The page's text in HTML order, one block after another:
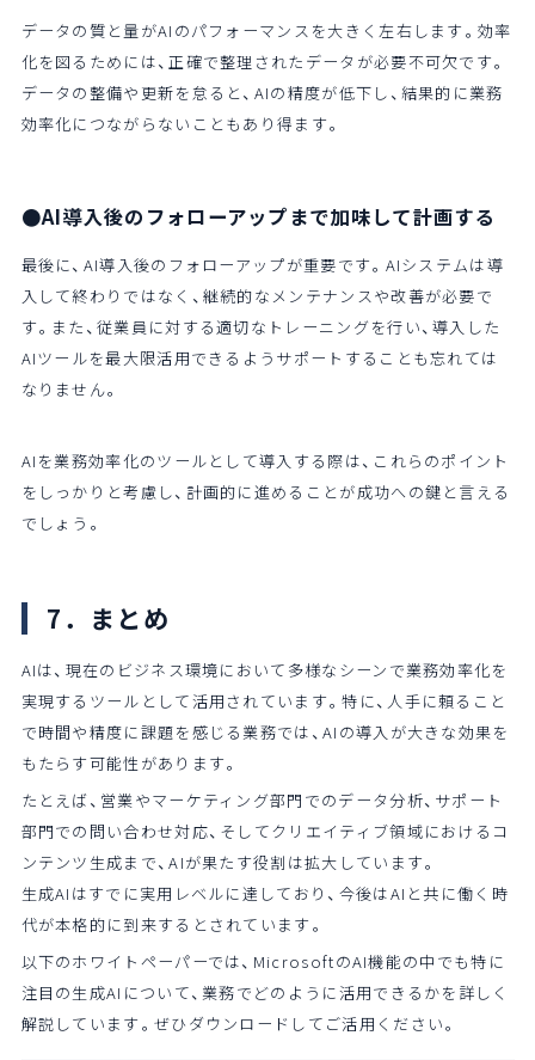
データの質と量がAIのパフォーマンスを大きく左右します。効率
化を図るためには、正確で整理されたデータが必要不可欠です。
データの整備や更新を怠ると、AIの精度が低下し、結果的に業務
効率化につながらないこともあり得ます。
●AI導入後のフォローアップまで加味して計画する
最後に、AI導入後のフォローアップが重要です。AIシステムは導
入して終わりではなく、継続的なメンテナンスや改善が必要で
す。また、従業員に対する適切なトレーニングを行い、導入した
AIツールを最大限活用できるようサポートすることも忘れては
なりません。
AIを業務効率化のツールとして導入する際は、これらのポイント
をしっかりと考慮し、計画的に進めることが成功への鍵と言える
でしょう。
7．まとめ
AIは、現在のビジネス環境において多様なシーンで業務効率化を
実現するツールとして活用されています。特に、人手に頼ること
で時間や精度に課題を感じる業務では、AIの導入が大きな効果を
もたらす可能性があります。
たとえば、営業やマーケティング部門でのデータ分析、サポート
部門での問い合わせ対応、そしてクリエイティブ領域におけるコ
ンテンツ生成まで、AIが果たす役割は拡大しています。
生成AIはすでに実用レベルに達しており、今後はAIと共に働く時
代が本格的に到来するとされています。
以下のホワイトペーパーでは、MicrosoftのAI機能の中でも特に
注目の生成AIについて、業務でどのように活用できるかを詳しく
解説しています。ぜひダウンロードしてご活用ください。